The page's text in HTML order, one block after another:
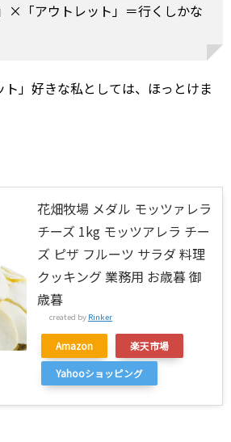
×「アウトレット」＝行くしかな
ト」好きな私としては、ほっとけま
花畑牧場 メダル モッツァレラ
チーズ 1kg モッツアレラ チー
ズ ピザ フルーツ サラダ 料理
クッキング 業務用 お歳暮 御
歳暮
created by Rinker
Amazon
楽天市場
Yahooショッピング